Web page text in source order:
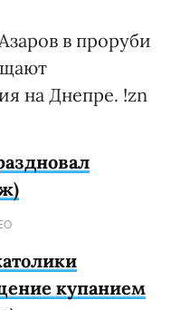
в проруби
на Днепре. !zn
купанием